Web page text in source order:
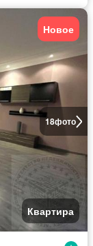
18фото
Новое
Квартира